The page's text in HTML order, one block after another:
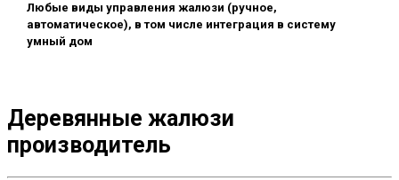
Любые виды управления жалюзи (ручное,
автоматическое), в том числе интеграция в систему
умный дом
Деревянные жалюзи
производитель